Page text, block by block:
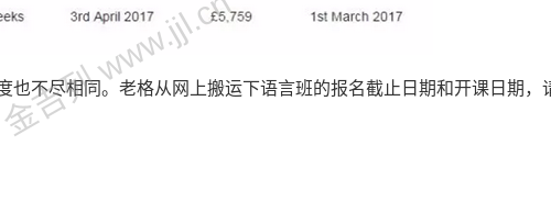
也不尽相同。老格从网上搬运下语言班的报名截止日期和开课日期，
列 www.jjl.cn